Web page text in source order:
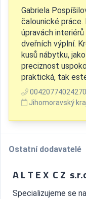
Gabriela
čalounické práce.
úpravách
dveřních výplní.
kusů nábytku,
preciznost
praktická, tak
00420774024270
Jihomoravský
Ostatní dodavatelé
A L T E X C Z
Specializujeme se